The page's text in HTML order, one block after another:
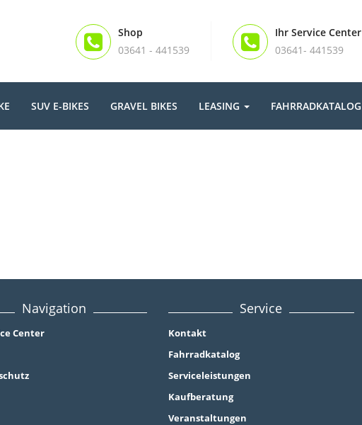
Shop
03641 - 441539
Ihr Service Center
03641- 441539
SUV E-BIKES GRAVEL BIKES LEASING FAHRRADKATALOG
Navigation
Center
Service
Kontakt
Fahrradkatalog
Serviceleistungen
Kaufberatung
Veranstaltungen